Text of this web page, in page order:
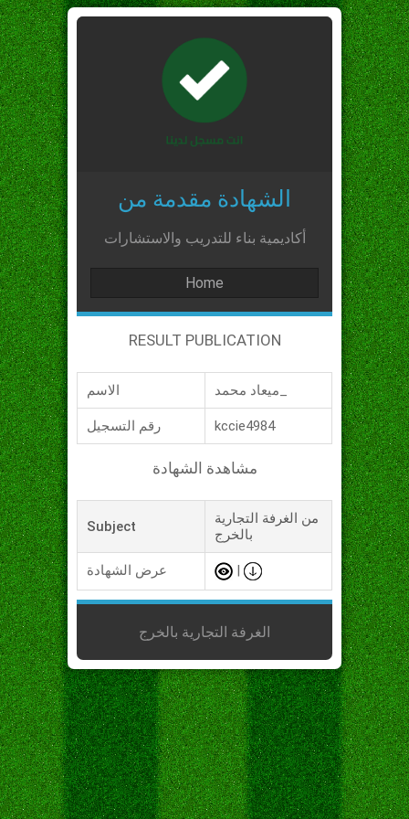
الشهادة مقدمة من
أكاديمية بناء للتدريب والاستشارات
Home
RESULT PUBLICATION
الاسم
رقم التسجيل kccie4984
مشاهدة الشهادة
Subject
من الغرفة التجارية
بالخرج
عرض الشهادة
الغرفة التجارية بالخرج